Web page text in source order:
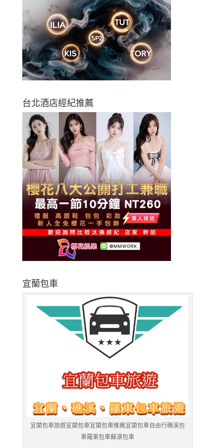
台北酒店經紀推薦
宜蘭包車
宜蘭包車旅遊宜蘭包車宜蘭包車推薦宜蘭包車自由行礁溪包
車羅東包車蘇澳包車